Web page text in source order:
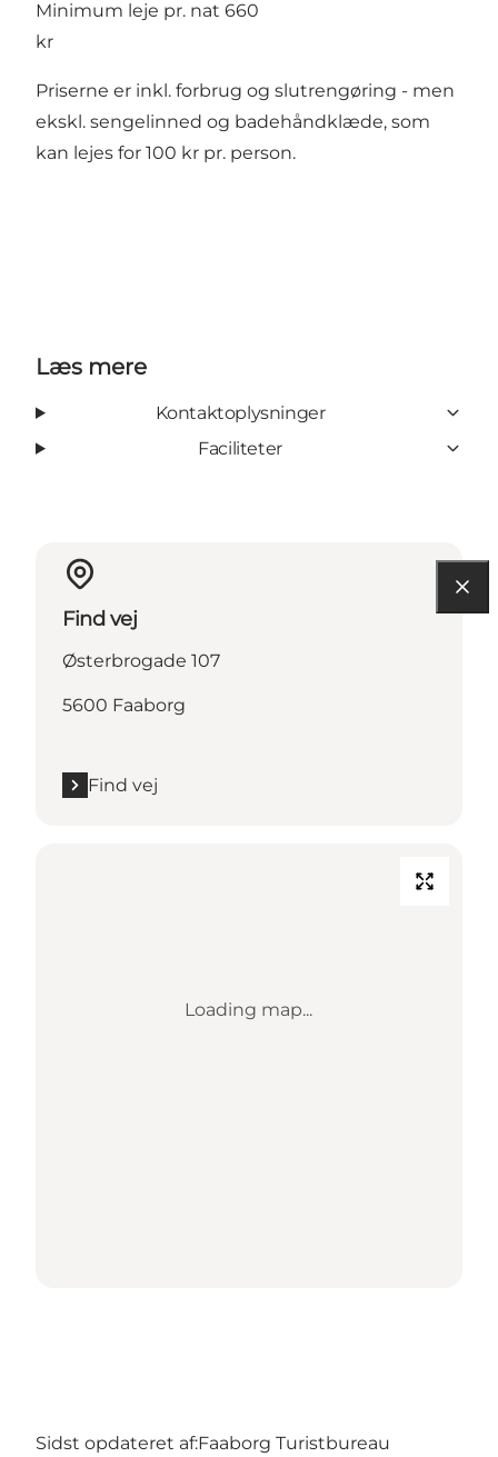
Minimum leje pr. nat 660
kr
Priserne er inkl. forbrug og slutrengøring - men
ekskl. sengelinned og badehåndklæde, som
kan lejes for 100 kr pr. person.
Læs mere
Kontaktoplysninger
Faciliteter
Find vej
Østerbrogade 107
5600 Faaborg
Find vej
Loading map...
Sidst opdateret af:Faaborg Turistbureau